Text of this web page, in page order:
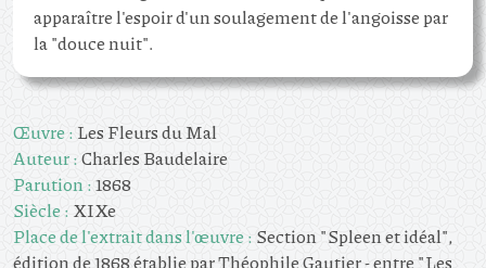
apparaître l'espoir d'un soulagement de l'angoisse par
la "douce nuit".
Œuvre : Les Fleurs du Mal
Auteur :Charles Baudelaire
Parution :1868
Siècle : XIXe
Place de l'extrait dans l'œuvre : Section "Spleen et idéal",
édition de 1868 établie par Théophile Gautier - entre "Les